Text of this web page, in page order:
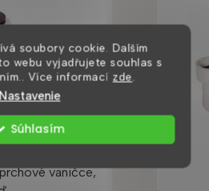
soubory cookie. Dalším
webu vyjadřujete souhlas s
Více informací zde
Nastavenie
Súhlasím
vaničce,